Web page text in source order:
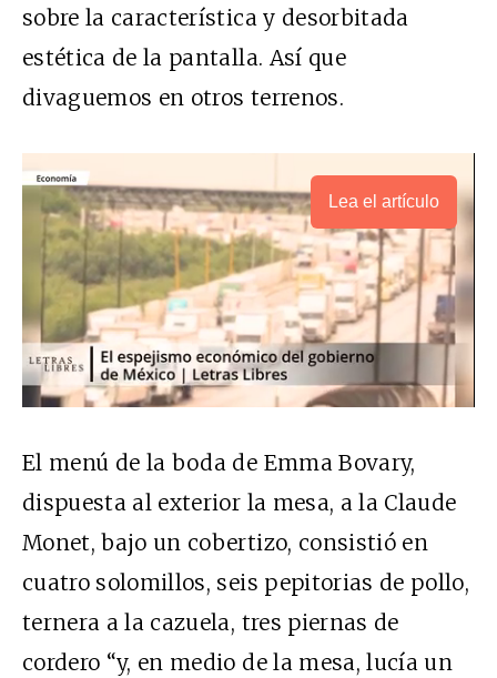
sobre la característica y desorbitada
estética de la pantalla. Así que
divaguemos en otros terrenos.
Lea el artículo
El menú de la boda de Emma Bovary,
dispuesta al exterior la mesa, a la Claude
Monet, bajo un cobertizo, consistió en
cuatro solomillos, seis pepitorias de pollo,
ternera a la cazuela, tres piernas de
cordero “y, en medio de la mesa, lucía un